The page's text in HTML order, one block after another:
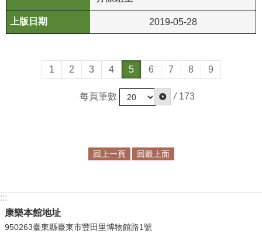
2019-05-28
1 2 3 4 5 6 7 8 9
每頁筆數 / 173
回上一頁 回最上面
:::
康樂本館地址
950263臺東縣臺東市豐田里博物館路1號